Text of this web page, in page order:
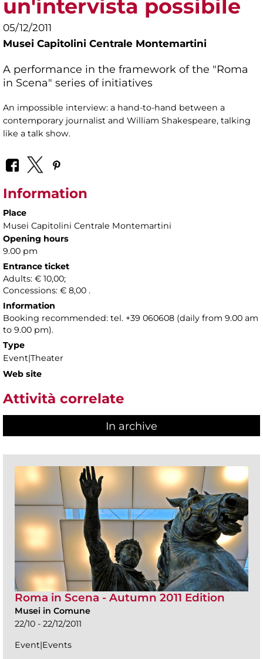
un'intervista possibile
05/12/2011
Musei Capitolini Centrale Montemartini
A performance in the framework of the "Roma
in Scena" series of initiatives
An impossible interview: a hand-to-hand between a
contemporary journalist and William Shakespeare, talking
like a talk show.
Information
Place
Musei Capitolini Centrale Montemartini
Opening hours
9.00 pm
Entrance ticket
Adults: € 10,00;
Concessions: € 8,00 .
Information
Booking recommended: tel. +39 060608 (daily from 9.00 am
to 9.00 pm).
Type
Event|Theater
Web site
Attività correlate
In archive
Roma in Scena - Autumn 2011 Edition
Musei in Comune
22/10 - 22/12/2011
Event|Events